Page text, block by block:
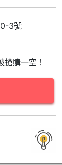
3號
購一空！